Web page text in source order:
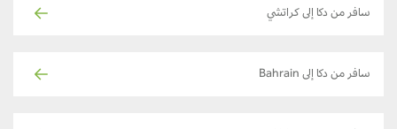
سافر من دكا إلى كراتشي
سافر من دكا إلى Bahrain